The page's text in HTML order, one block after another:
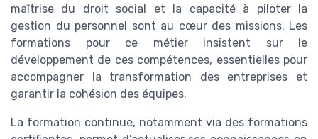
maîtrise du droit social et la capacité à piloter la
gestion du personnel sont au cœur des missions. Les
formations pour ce métier insistent sur le
développement de ces compétences, essentielles pour
accompagner la transformation des entreprises et
garantir la cohésion des équipes.
La formation continue, notamment via des formations